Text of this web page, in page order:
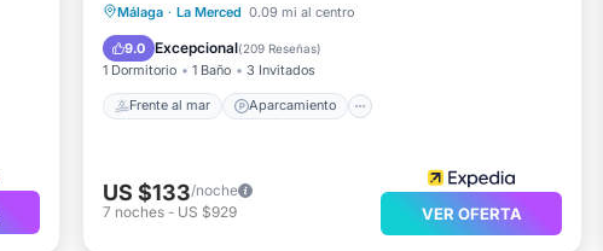
Málaga · La Merced 0.09 mi al centro
9.0 Excepcional(209 Reseñas)
1 Dormitorio 1 Baño 3 Invitados
Frente al mar Aparcamiento
Frente al mar
Aparcamiento
Vista al mar
Balcón/Terraza
US $133/noche
7 noches - US $929 VER OFERTA